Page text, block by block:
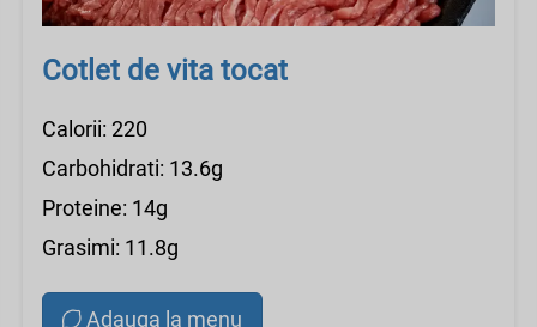
Cotlet de vita tocat
Calorii: 220
Carbohidrati: 13.6g
Proteine: 14g
Grasimi: 11.8g
Adauga la menu